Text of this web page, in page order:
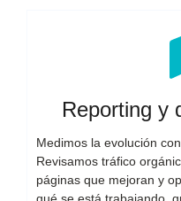
Reporting y
Medimos la evolución
Revisamos tráfico
páginas que mejoran y
qué se está trabajando,